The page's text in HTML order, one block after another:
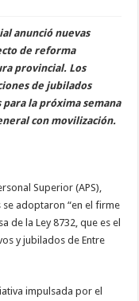
anunció nuevas
de reforma
provincial. Los
de jubilados
la próxima semana
con movilización.
Superior (APS),
adoptaron “en el firme
de la Ley 8732, que es el
y jubilados de Entre
impulsada por el